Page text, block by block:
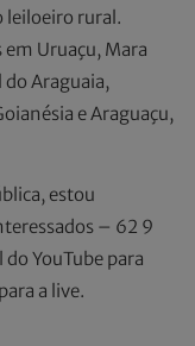
leiloeiro rural.
Uruaçu, Mara
do Araguaia,
e Araguaçu,
estou
– 62 9
YouTube para
a live.